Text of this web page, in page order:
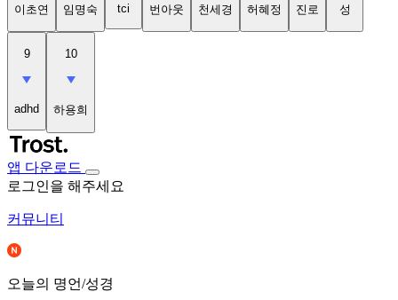
이초연 임명숙 tci 번아웃 천세경 허혜정 진로 성
9
adhd
10
하용희
앱 다운로드
로그인을 해주세요
커뮤니티
오늘의 명언/성경